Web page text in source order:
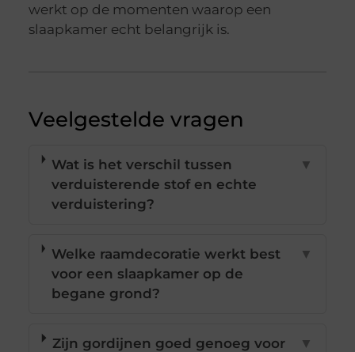
werkt op de momenten waarop een
slaapkamer echt belangrijk is.
Veelgestelde vragen
Wat is het verschil tussen
verduisterende stof en echte
verduistering?
▼
Welke raamdecoratie werkt best
voor een slaapkamer op de
begane grond?
▼
Zijn gordijnen goed genoeg voor
▼